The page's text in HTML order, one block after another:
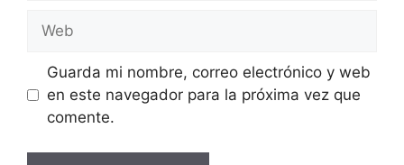
Web
Guarda mi nombre, correo electrónico y web
en este navegador para la próxima vez que
comente.